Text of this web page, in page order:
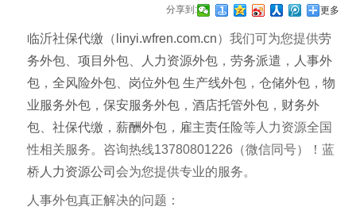
分享到: 更多
临沂社保代缴 （ linyi.wfren.com.cn）我们可为您提供劳
务外包
项目外包 人力资源外包 ， 劳务派遣 ，
人事外
包 ， 全风险外包 岗位外包 生产线外包 ， 仓储外包 ， 物
业服务外包 ， 保安服务外包 ， 酒店托管外包 ， 财务外
包
社保代缴 ， 薪酬外包 ， 雇主责任险等人力资源全国
性相关服务。咨询热线13780801226（微信同号）！蓝
桥 人力资源公司 会为您提供专业的服务。
人事外包真正解决的问题：